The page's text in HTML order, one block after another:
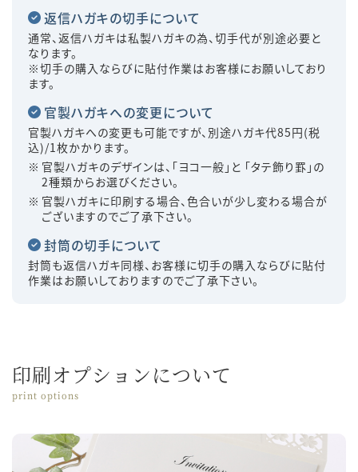
返信ハガキの切手について
通常、返信ハガキは私製ハガキの為、切手代が別途必要と
なります。
※切手の購入ならびに貼付作業はお客様にお願いしており
ます。
官製ハガキへの変更について
官製ハガキへの変更も可能ですが、別途ハガキ代85円(税
込)/1枚かかります。
官製ハガキのデザインは、「ヨコ一般」と 「タテ飾り罫」の
2種類からお選びください。
官製ハガキに印刷する場合、色合いが少し変わる場合が
ございますのでご了承下さい。
封筒の切手について
封筒も返信ハガキ同様、お客様に切手の購入ならびに貼付
作業はお願いしておりますのでご了承下さい。
印刷オプションについて
print options